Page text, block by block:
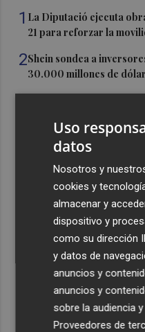
1 La Diputació ejecuta
21 para reforzar la
2Shein sondea a
30.000 millones de
La Femp se coordina
El incendio del Cerro
Infomur en situación 1
Recibe toda
Plaza
Uso
datos
Nosotros y
cookies y
almacenar y
dispositivo y
como su dirección
y datos de
anuncios y
anuncios y
sobre la audiencia
Proveedores de